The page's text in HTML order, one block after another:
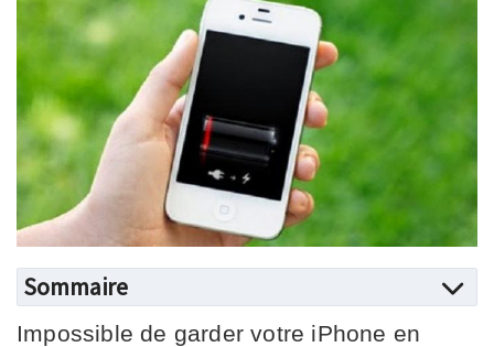
Sommaire
Impossible de garder votre iPhone en